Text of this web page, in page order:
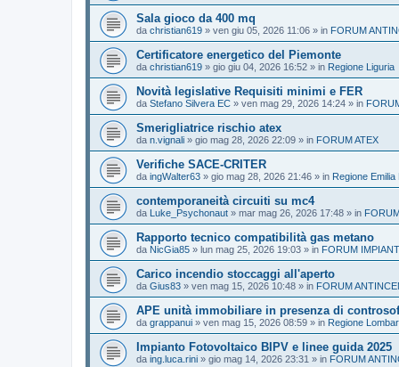
Sala gioco da 400 mq
da christian619 » ven giu 05, 2026 11:06 » in FORUM
Certificatore energetico del Piemonte
da christian619 » gio giu 04, 2026 16:52 » in Regione Liguria
Novità legislative Requisiti minimi e FER
da Stefano Silvera EC » ven mag 29, 2026 14:24 » in
Smerigliatrice rischio atex
da n.vignali » gio mag 28, 2026 22:09 » in FORUM ATEX
Verifiche SACE-CRITER
da ingWalter63 » gio mag 28, 2026 21:46 » in Regione Emilia
contemporaneità circuiti su mc4
da Luke_Psychonaut » mar mag 26, 2026 17:48 » in
Rapporto tecnico compatibilità gas metano
da NicGia85 » lun mag 25, 2026 19:03 » in FORUM
Carico incendio stoccaggi all'aperto
da Gius83 » ven mag 15, 2026 10:48 » in FORUM
APE unità immobiliare in presenza di
da grappanui » ven mag 15, 2026 08:59 » in Regione
Impianto Fotovoltaico BIPV e linee guida 2025
da ing.luca.rini » gio mag 14, 2026 23:31 » in FORUM